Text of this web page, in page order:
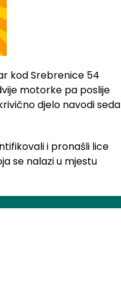
kod Srebrenice 54
motorke pa poslije
djelo navodi seda
i pronašli lice
se nalazi u mjestu